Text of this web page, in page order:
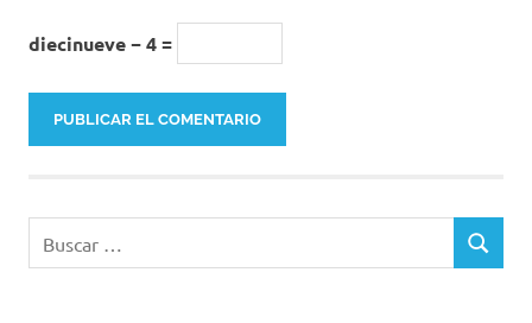
diecinueve − 4 =
BUSCAR